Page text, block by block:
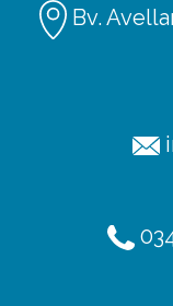
Radio
Bv.